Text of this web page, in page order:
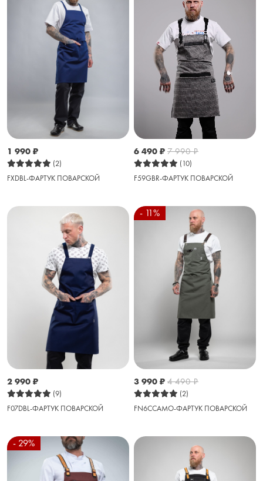
1 990 ₽
(2)
FXDBL-ФАРТУК ПОВАРСКОЙ
6 490 ₽ 7 990₽
(10)
F59GBR-ФАРТУК ПОВАРСКОЙ
2 990 ₽
(9)
F07DBL-ФАРТУК ПОВАРСКОЙ
- 11%
3 990 ₽ 4 490₽
(2)
FN6CCAMO-ФАРТУК ПОВАРСКОЙ
- 29%